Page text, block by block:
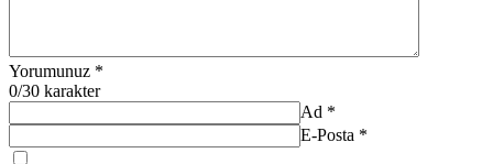
Yorumunuz *
0/30 karakter
Ad *
E-Posta *